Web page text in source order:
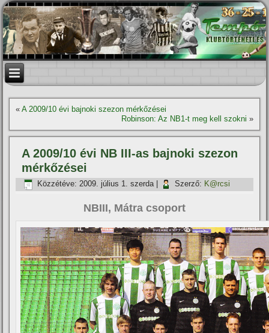
«A 2009/10 évi bajnoki szezon mérkőzései
Robinson: Az NB1-t meg kell szokni »
A 2009/10 évi NB III-as bajnoki szezon
mérkőzései
Közzétéve: 2009. július 1. szerda| Szerző: K@rcsi
NBIII, Mátra csoport